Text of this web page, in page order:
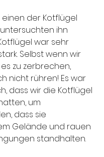
der Kotflügel
ihn
war sehr
Selbst wenn wir
zu zerbrechen,
nicht rühren! Es war
dass wir die Kotflügel
um
dass sie
Gelände und rauen
standhalten.